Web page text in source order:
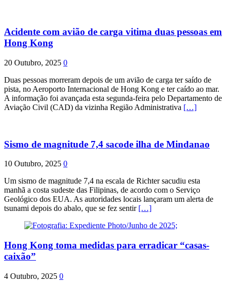
Acidente com avião de carga vitima duas pessoas em
Hong Kong
20 Outubro, 2025 0
Duas pessoas morreram depois de um avião de carga ter saído de
pista, no Aeroporto Internacional de Hong Kong e ter caído ao mar.
A informação foi avançada esta segunda-feira pelo Departamento de
Aviação Civil (CAD) da vizinha Região Administrativa […]
Sismo de magnitude 7,4 sacode ilha de Mindanao
10 Outubro, 2025 0
Um sismo de magnitude 7,4 na escala de Richter sacudiu esta
manhã a costa sudeste das Filipinas, de acordo com o Serviço
Geológico dos EUA. As autoridades locais lançaram um alerta de
tsunami depois do abalo, que se fez sentir […]
Hong Kong toma medidas para erradicar “casas-
caixão”
4 Outubro, 2025 0